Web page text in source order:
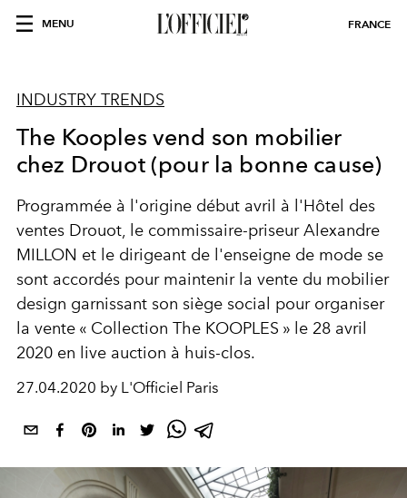
MENU FRANCE
INDUSTRY TRENDS
The Kooples vend son mobilier
chez Drouot (pour la bonne cause)
Programmée à l'origine début avril à l'Hôtel des
ventes Drouot, le commissaire-priseur Alexandre
MILLON et le dirigeant de l'enseigne de mode se
sont accordés pour maintenir la vente du mobilier
design garnissant son siège social pour organiser
la vente « Collection The KOOPLES » le 28 avril
2020 en live auction à huis-clos.
27.04.2020 by L'Officiel Paris